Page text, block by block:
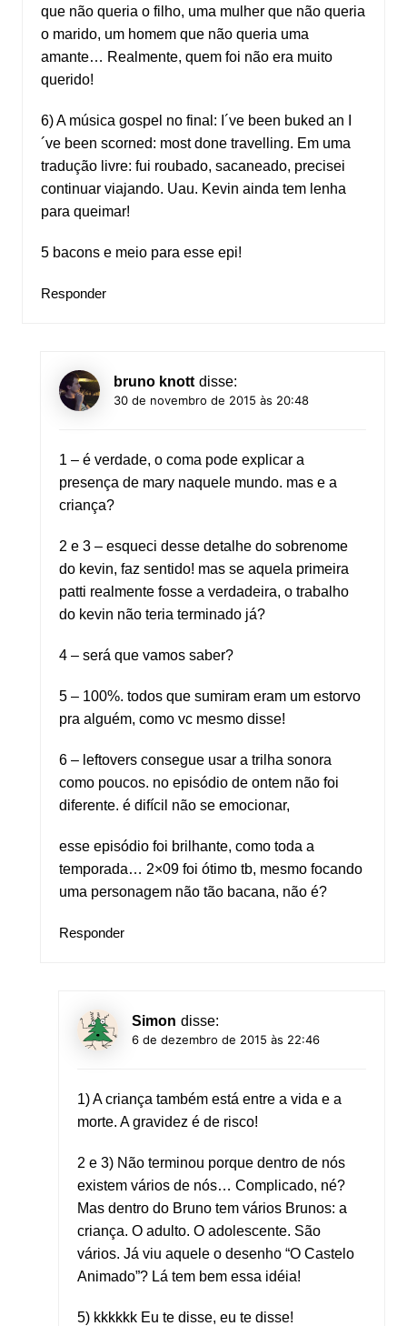
que não queria o filho, uma mulher que não queria
o marido, um homem que não queria uma
amante… Realmente, quem foi não era muito
querido!
6) A música gospel no final: I´ve been buked an I
´ve been scorned: most done travelling. Em uma
tradução livre: fui roubado, sacaneado, precisei
continuar viajando. Uau. Kevin ainda tem lenha
para queimar!
5 bacons e meio para esse epi!
Responder
bruno knott disse:
30 de novembro de 2015 às 20:48
1 – é verdade, o coma pode explicar a
presença de mary naquele mundo. mas e a
criança?
2 e 3 – esqueci desse detalhe do sobrenome
do kevin, faz sentido! mas se aquela primeira
patti realmente fosse a verdadeira, o trabalho
do kevin não teria terminado já?
4 – será que vamos saber?
5 – 100%. todos que sumiram eram um estorvo
pra alguém, como vc mesmo disse!
6 – leftovers consegue usar a trilha sonora
como poucos. no episódio de ontem não foi
diferente. é difícil não se emocionar,
esse episódio foi brilhante, como toda a
temporada… 2×09 foi ótimo tb, mesmo focando
uma personagem não tão bacana, não é?
Responder
Simon disse:
6 de dezembro de 2015 às 22:46
1) A criança também está entre a vida e a
morte. A gravidez é de risco!
2 e 3) Não terminou porque dentro de nós
existem vários de nós… Complicado, né?
Mas dentro do Bruno tem vários Brunos: a
criança. O adulto. O adolescente. São
vários. Já viu aquele o desenho “O Castelo
Animado”? Lá tem bem essa idéia!
5) kkkkkk Eu te disse, eu te disse!